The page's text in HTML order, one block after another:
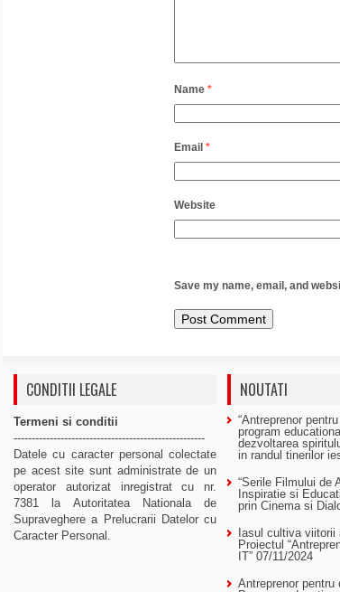
Name *
Email *
Website
Save my name, email, and
CONDITII LEGALE
Termeni si conditii
-----------------------------------------------------
Datele cu caracter personal colectate
pe acest site sunt administrate de un
operator autorizat inregistrat cu nr.
7381 la Autoritatea Nationala de
Supraveghere a Prelucrarii Datelor cu
Caracter Personal.
NOUTATI
“Antreprenor
program
dezvoltarea
in randul tinerilor
“Serile Filmului de
Inspiratie si
prin Cinema si
Iasul cultiva viitorii
Proiectul
IT” 07/11/2024
Antreprenor pentru